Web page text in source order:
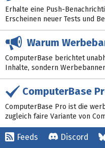
Erhalte eine Push-
Erscheinen neuer Tests und
Warum
ComputerBase berichtet
Inhalte, sondern
ComputerBase
ComputerBase Pro ist die
zugleich faire Variante von
Feeds Discord